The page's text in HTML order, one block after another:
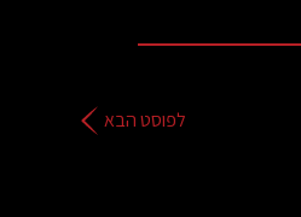
לפוסט הבא